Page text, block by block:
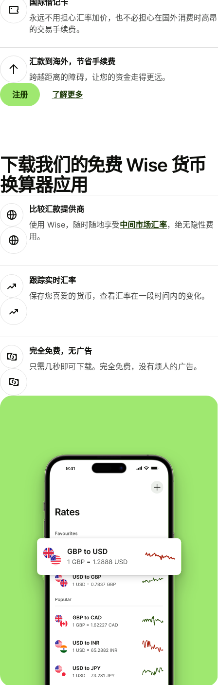
国际借记卡
永远不用担心汇率加价，也不必担心在国外消费时高昂
的交易手续费。
汇款到海外，节省手续费
跨越距离的障碍，让您的资金走得更远。
注册
了解更多
下载我们的免费 Wise 货币
换算器应用
比较汇款提供商
使用 Wise，随时随地享受中间市场汇率，绝无隐性费
用。
跟踪实时汇率
保存您喜爱的货币，查看汇率在一段时间内的变化。
完全免费，无广告
只需几秒即可下载。完全免费，没有烦人的广告。